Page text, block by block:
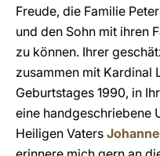
Freude, die Familie
und den Sohn mit ihren
zu können. Ihrer
zusammen mit Kardinal
Geburtstages 1990, in
eine handgeschriebene
Heiligen Vaters